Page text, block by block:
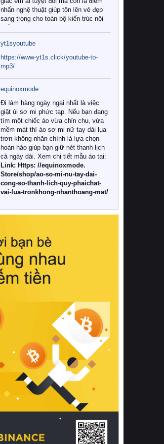
nhấn nghệ thuật giúp tôn lên vẻ đẹp
sang trọng cho toàn bộ kiến trúc nội
Tuy nhiên, giữa thị trường đa dạng
với vô vàn thương hiệu và mẫu mã
như hiện nay, làm thế nào để chọn
được những bộ chăn ga gối đệm cao
cấp thực sự chất lượng, phù hợp với
khí hậu và nhu cầu sử dụng của gia
đình? Hãy cùng chúng tôi đi tìm lời
giải đáp chi tiết qua bài viết dưới đây.
1. Tại sao các gia đình hiện đại lại ưa
chuộng chăn ga gối đệm cao cấp?
Khác với các dòng sản phẩm thông
thường, những bộ chăn ga gối đệm
cao cấp trải qua quy trình sản xuất
nghiêm ngặt từ khâu chọn lọc nguyên
liệu tự nhiên đến công nghệ dệt
nhuộm hiện đại không chứa hóa chất
này, bạn sẽ cảm nhận rõ rệt sự khác
hồi chuẩn xác của phần đệm nâng đỡ
cột sống.
Bên cạnh đó, việc lựa chọn các dòng
sản phẩm đạt chuẩn chất lượng quốc
tế còn giúp ngăn ngừa tình trạng kích
khuẩn và nấm mốc trong điều kiện
thời tiết nóng ẩm. Bạn có thể tìm hiểu
thêm các nghiên cứu khoa học về tác
động của giấc ngủ và môi trường
phòng ngủ đối với sức khỏe con
người tại Sleep Foundation (External
Link) để có cái nhìn toàn diện hơn.
2. Các tiêu chí vàng khi lựa chọn
chăn ga gối đệm cao cấp cho phòng
ngủ
Để sở hữu một bộ chăn ga gối đệm
cao cấp hoàn hảo cả về thẩm mỹ lẫn
công năng, người tiêu dùng cần cân
nhắc kỹ lưỡng các tiêu chí quan trọng
yt1syoutube
https://www-yt1s.click/youtube-to-
mp3/
equinoxmode
Đi làm hàng ngày ngại nhất là việc
giặt ủi sơ mi phức tạp. Nếu bạn đang
tìm một chiếc áo vừa chỉn chu, vừa
mềm mát thì áo sơ mi nữ tay dài lụa
trơn không nhăn chính là lựa chọn
hoàn hảo giúp bạn giữ nét thanh lịch
cả ngày dài. Xem chi tiết mẫu áo tại:
Link: Https: //equinoxmode.
Store/shop/ao-so-mi-nu-tay-dai-
cong-so-thanh-lich-quy-phaichat-
vai-lua-tronkhong-nhanthoang-mat/